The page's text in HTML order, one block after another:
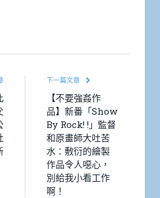
下一篇文章
【不要強姦作
品】新番「Show
By Rock! !」監督
和原畫師大吐苦
水：敷衍的繪製
作品令人噁心，
別給我小看工作
啊！